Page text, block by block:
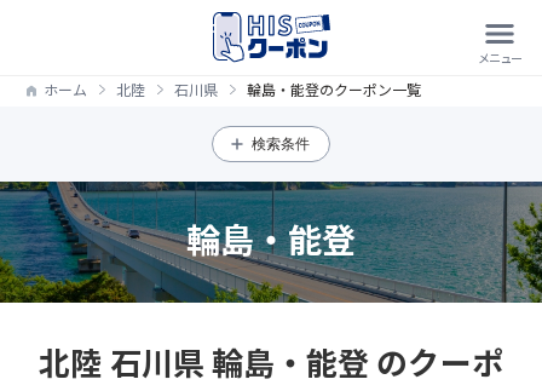
ホーム 北陸 石川県 輪島・能登のクーポン一覧
検索条件
輪島・能登
北陸 石川県 輪島・能登 のクーポ